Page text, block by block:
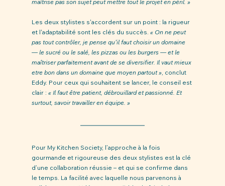
maîtrise pas son sujet peut mettre tout le projet en péril. »
Les deux stylistes s'accordent sur un point : la rigueur
et l'adaptabilité sont les clés du succès. « On ne peut
pas tout contrôler, je pense qu’il faut choisir un domaine
— le sucré ou le salé, les pizzas ou les burgers — et le
maîtriser parfaitement avant de se diversifier. Il vaut mieux
etre bon dans un domaine que moyen partout », conclut
Eddy. Pour ceux qui souhaitent se lancer, le conseil est
clair : « Il faut être patient, débrouillard et passionné. Et
surtout, savoir travailler en équipe. »
Pour My Kitchen Society, l’approche à la fois
gourmande et rigoureuse des deux stylistes est la clé
d’une collaboration réussie – et qui se confirme dans
le temps. La facilité avec laquelle nous parvenons à